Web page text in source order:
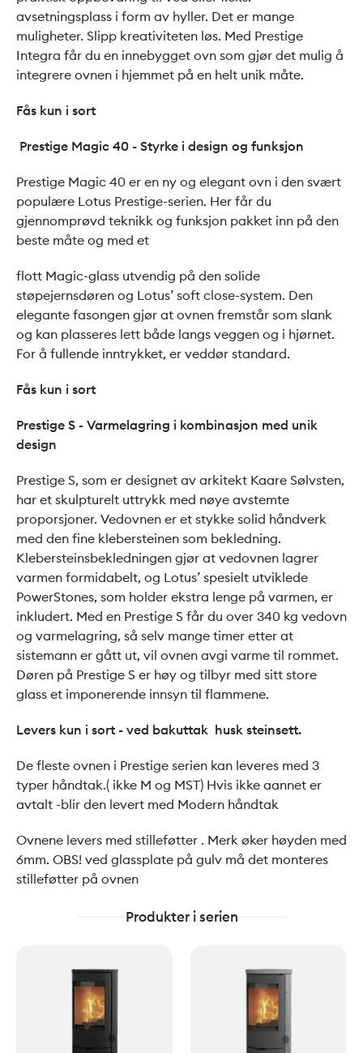
avsetningsplass i form av hyller. Det er mange
muligheter. Slipp kreativiteten løs. Med Prestige
Integra får du en innebygget ovn som gjør det mulig å
integrere ovnen i hjemmet på en helt unik måte.
Fås kun i sort
Prestige Magic 40 - Styrke i design og funksjon
Prestige Magic 40 er en ny og elegant ovn i den svært
populære Lotus Prestige-serien. Her får du
gjennomprøvd teknikk og funksjon pakket inn på den
beste måte og med et
flott Magic-glass utvendig på den solide
støpejernsdøren og Lotus’ soft close-system. Den
elegante fasongen gjør at ovnen fremstår som slank
og kan plasseres lett både langs veggen og i hjørnet.
For å fullende inntrykket, er veddør standard.
Fås kun i sort
Prestige S - Varmelagring i kombinasjon med unik
design
Prestige S, som er designet av arkitekt Kaare Sølvsten,
har et skulpturelt uttrykk med nøye avstemte
proporsjoner. Vedovnen er et stykke solid håndverk
med den fine klebersteinen som bekledning.
Klebersteinsbekledningen gjør at vedovnen lagrer
varmen formidabelt, og Lotus’ spesielt utviklede
PowerStones, som holder ekstra lenge på varmen, er
inkludert. Med en Prestige S får du over 340 kg vedovn
og varmelagring, så selv mange timer etter at
sistemann er gått ut, vil ovnen avgi varme til rommet.
Døren på Prestige S er høy og tilbyr med sitt store
glass et imponerende innsyn til flammene.
Levers kun i sort - ved bakuttak husk steinsett.
De fleste ovnen i Prestige serien kan leveres med 3
typer håndtak.( ikke M og MST) Hvis ikke aannet er
avtalt -blir den levert med Modern håndtak
Ovnene levers med stilleføtter . Merk øker høyden med
6mm. OBS! ved glassplate på gulv må det monteres
stilleføtter på ovnen
Produkter i serien